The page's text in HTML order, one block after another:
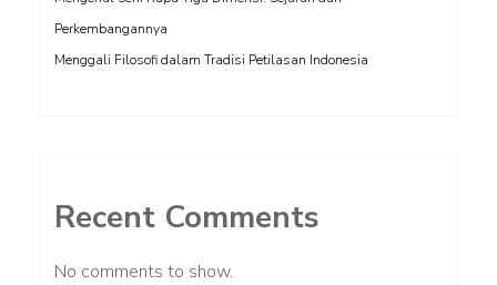
Perkembangannya
Menggali Filosofi dalam Tradisi Petilasan Indonesia
Recent Comments
No comments to show.